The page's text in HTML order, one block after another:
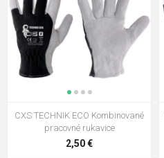
CXS TECHNIK ECO Kombinované
pracovné rukavice
2,50 €